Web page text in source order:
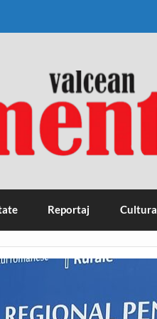
Reportaj Cultura